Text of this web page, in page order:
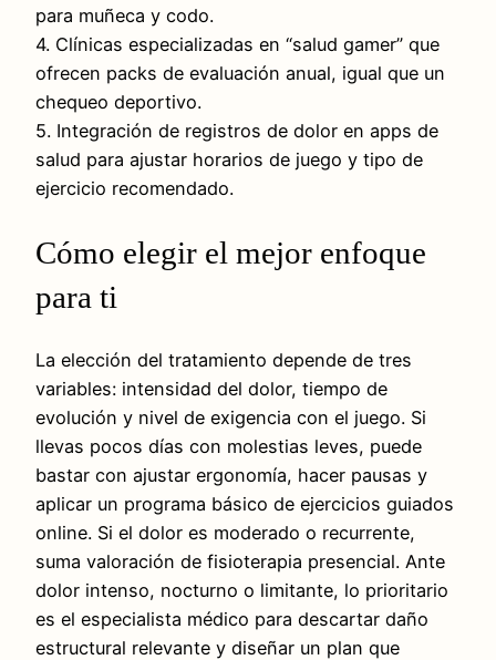
para muñeca y codo.
4. Clínicas especializadas en “salud gamer” que
ofrecen packs de evaluación anual, igual que un
chequeo deportivo.
5. Integración de registros de dolor en apps de
salud para ajustar horarios de juego y tipo de
ejercicio recomendado.
Cómo elegir el mejor enfoque
para ti
La elección del tratamiento depende de tres
variables: intensidad del dolor, tiempo de
evolución y nivel de exigencia con el juego. Si
llevas pocos días con molestias leves, puede
bastar con ajustar ergonomía, hacer pausas y
aplicar un programa básico de ejercicios guiados
online. Si el dolor es moderado o recurrente,
suma valoración de fisioterapia presencial. Ante
dolor intenso, nocturno o limitante, lo prioritario
es el especialista médico para descartar daño
estructural relevante y diseñar un plan que